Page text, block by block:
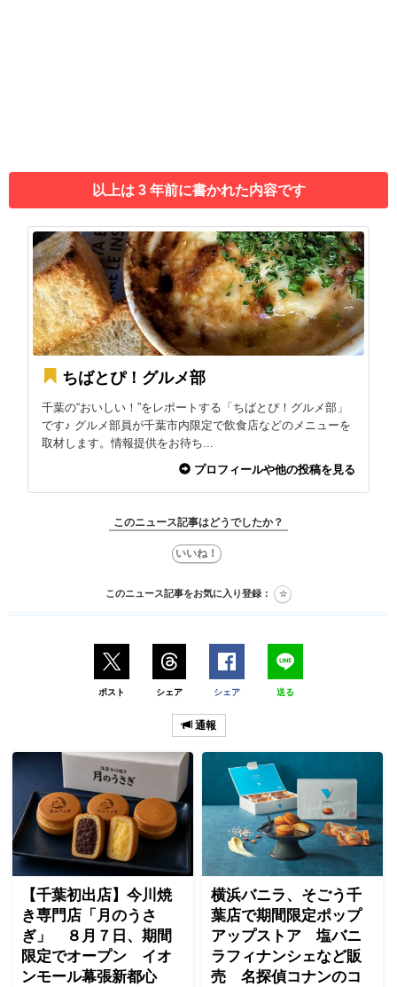
以上は 3 年前に書かれた内容です
ちばとぴ！グルメ部
千葉の“おいしい！”をレポートする「ちばとぴ！グルメ部」
です♪ グルメ部員が千葉市内限定で飲食店などのメニューを
取材します。情報提供をお待ち...
プロフィールや他の投稿を見る
このニュース記事はどうでしたか？
このニュース記事をお気に入り登録：
ポスト シェア シェア 送る
通報
【千葉初出店】今川焼
き専門店「月のうさ
ぎ」 ８月７日、期間
限定でオープン イオ
ンモール幕張新都心
横浜バニラ、そごう千
葉店で期間限定ポップ
アップストア 塩バニ
ラフィナンシェなど販
売 名探偵コナンのコ